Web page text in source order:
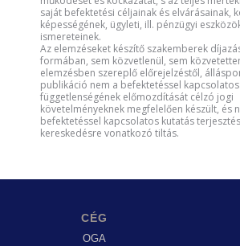
saját befektetési céljainak és elvárásainak,
képességének, ügyleti, ill. pénzügyi
ismereteinek.
Az elemzéseket készítő szakemberek
formában, sem közvetlenül, sem
elemzésben szereplő előrejelzéstől,
publikáció nem a befektetéssel
függetlenségének előmozdítását célzó jogi
követelményeknek megfelelően készült, és
befektetéssel kapcsolatos kutatás
kereskedésre vonatkozó tiltás.
CÉG
OGA